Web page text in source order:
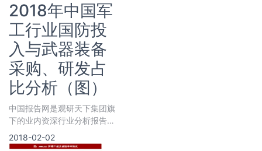
报，市场前景预测，投资策略
等内容。
2018年中国军
工行业国防投
入与武器装备
采购、研发占
比分析（图）
中国报告网是观研天下集团旗
下的业内资深行业分析报告、
市场深度调研报告提供商与综
合行业信息门户。《2020年
2018-02-02